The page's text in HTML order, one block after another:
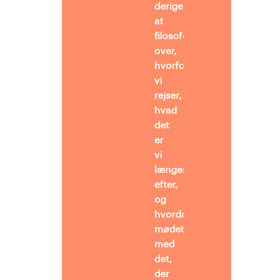
derigennem
at
filosofere
over,
hvorfor
vi
rejser,
hvad
det
er
vi
længes
efter,
og
hvordan
mødet
med
det,
der